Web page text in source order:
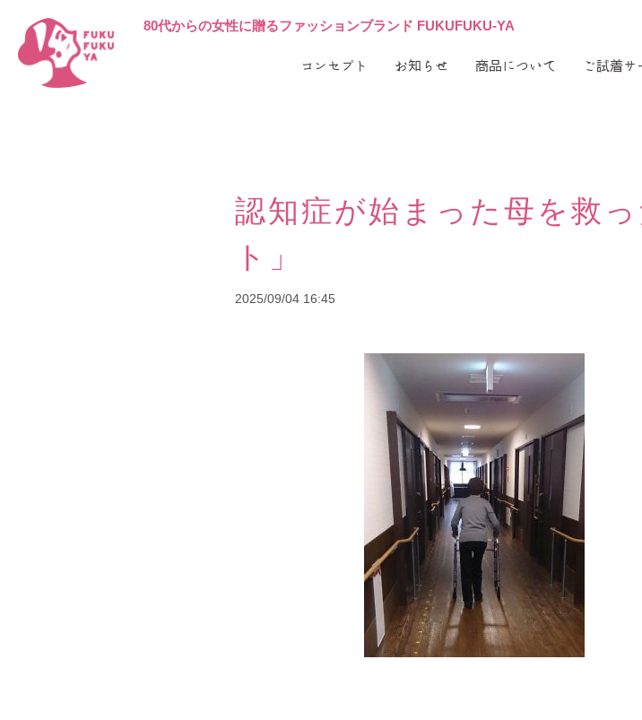
80代からの女性に贈るファッションブランド FUKUFUKU-YA
コンセプト お知らせ 商品について ご試着サ
認知症が始まった母を救
ト」
2025/09/04 16:45